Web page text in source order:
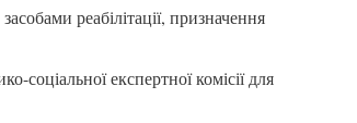
реабілітації, призначення
соціальної експертної комісії для